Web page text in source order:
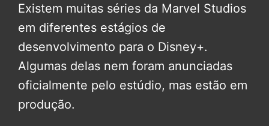
Existem muitas séries da Marvel Studios
em diferentes estágios de
desenvolvimento para o Disney+.
Algumas delas nem foram anunciadas
oficialmente pelo estúdio, mas estão em
produção.